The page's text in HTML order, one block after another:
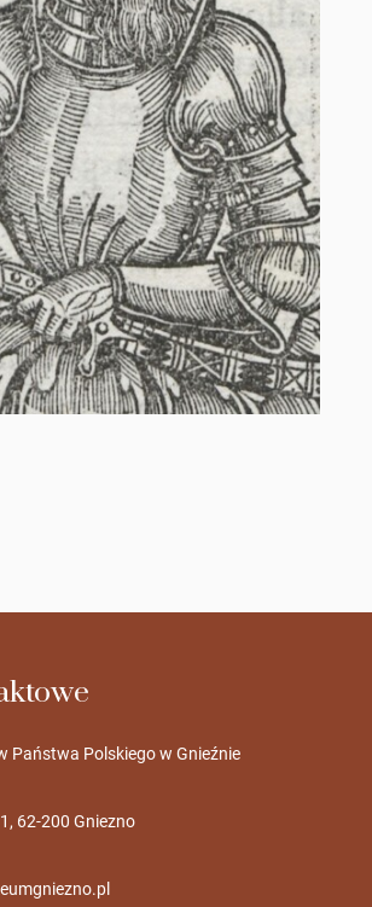
Państwa Polskiego w Gnieźnie
62-200 Gniezno